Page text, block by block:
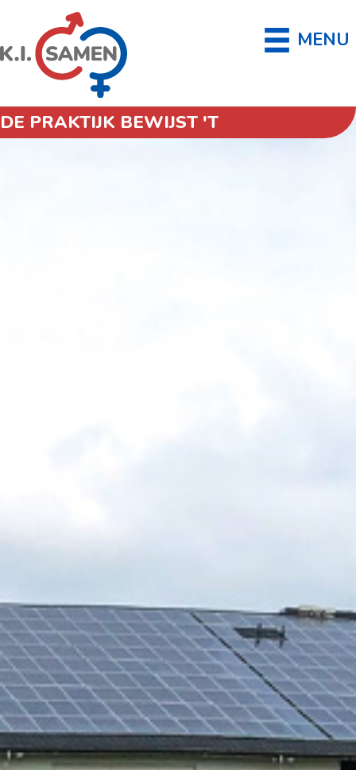
MENU
DE PRAKTIJK BEWIJST 'T